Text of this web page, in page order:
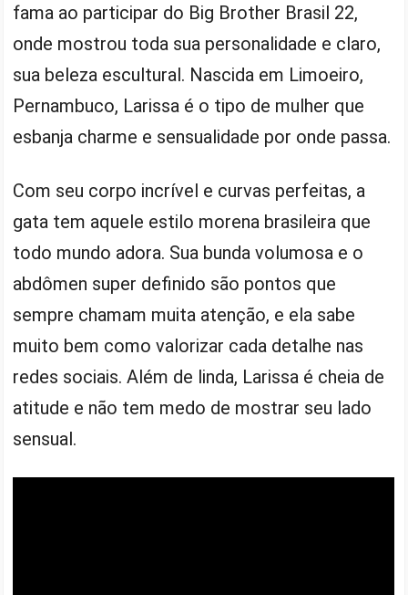
fama ao participar do Big Brother Brasil 22,
onde mostrou toda sua personalidade e claro,
sua beleza escultural. Nascida em Limoeiro,
Pernambuco, Larissa é o tipo de mulher que
esbanja charme e sensualidade por onde passa.
Com seu corpo incrível e curvas perfeitas, a
gata tem aquele estilo morena brasileira que
todo mundo adora. Sua bunda volumosa e o
abdômen super definido são pontos que
sempre chamam muita atenção, e ela sabe
muito bem como valorizar cada detalhe nas
redes sociais. Além de linda, Larissa é cheia de
atitude e não tem medo de mostrar seu lado
sensual.